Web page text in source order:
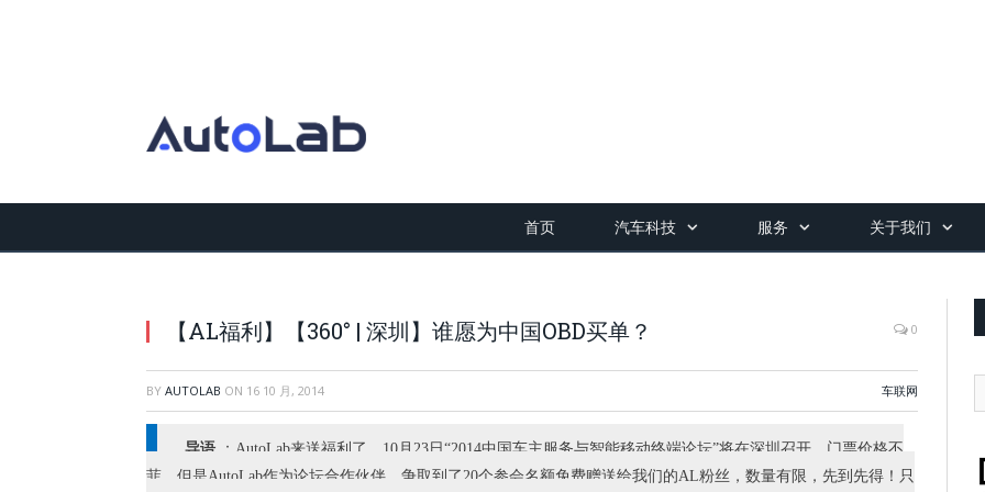
首页 汽车科技 服务 关于我们
【AL福利】【360° | 深圳】谁愿为中国OBD买单？ 0
BY AUTOLAB ON 16 10 月, 2014 车联网
导语 ：AutoLab来送福利了，10月23日“2014中国车主服务与智能移动终端论坛”将在深圳召开，门票价格不
菲，但是AutoLab作为论坛合作伙伴，争取到了20个参会名额免费赠送给我们的AL粉丝，数量有限，先到先得！只